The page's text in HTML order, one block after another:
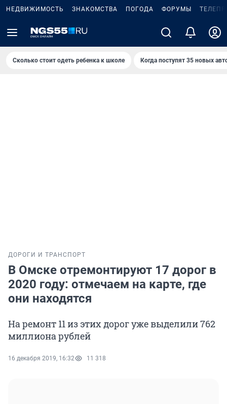
НЕДВИЖИМОСТЬ ЗНАКОМСТВА ПОГОДА ФОРУМЫ
Сколько стоит одеть ребенка к школе Когда поступят 35 новых
ДОРОГИ И ТРАНСПОРТ
В Омске отремонтируют 17 дорог в
2020 году: отмечаем на карте, где
они находятся
На ремонт 11 из этих дорог уже выделили 762
миллиона рублей
16 декабря 2019, 16:32 11 318